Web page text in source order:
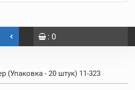
: 0
(Упаковка - 20 штук) 11-323